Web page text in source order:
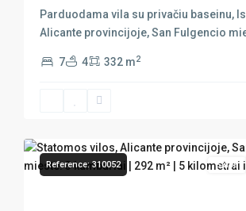
Parduodama vila su privačiu baseinu,
Alicante provincijoje, San Fulgencio
7 4 332 m2
Reference: 310052 Sales